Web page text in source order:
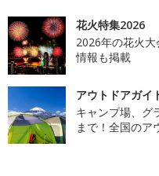
花火特集2026
2026年の花火
情報も掲載
アウトドアガイ
キャンプ場、グ
まで！全国のア